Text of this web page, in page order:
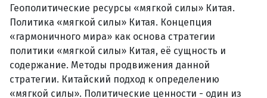
Геополитические ресурсы «мягкой силы» Китая.
Политика «мягкой силы» Китая. Концепция
«гармоничного мира» как основа стратегии
политики «мягкой силы» Китая, её сущность и
содержание. Методы продвижения данной
стратегии. Китайский подход к определению
«мягкой силы». Политические ценности - один из